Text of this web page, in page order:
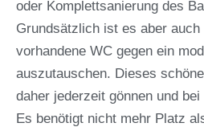
oder Komplettsanierung des
Grundsätzlich ist es aber
vorhandene WC gegen ein
auszutauschen. Dieses
daher jederzeit gönnen und
Es benötigt nicht mehr Platz